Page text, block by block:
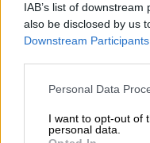
IAB’s list of
also be disclosed by us
Downstream Participants
Please note that this
not limited to your visit
grant or deny consent
Personal Data
I want to opt-out of
personal data.
Στο πολιτικό
του Ρετζέπ
έντονη δυσφορία
Κύπρου, Γαλλίας
του Κόμματος